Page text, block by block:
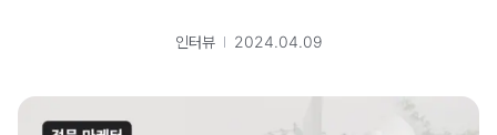
인터뷰 2024.04.09